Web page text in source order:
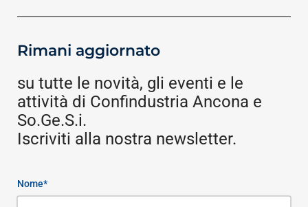
Rimani aggiornato
su tutte le novità, gli eventi e le
attività di Confindustria Ancona e
So.Ge.S.i.
Iscriviti alla nostra newsletter.
Nome*